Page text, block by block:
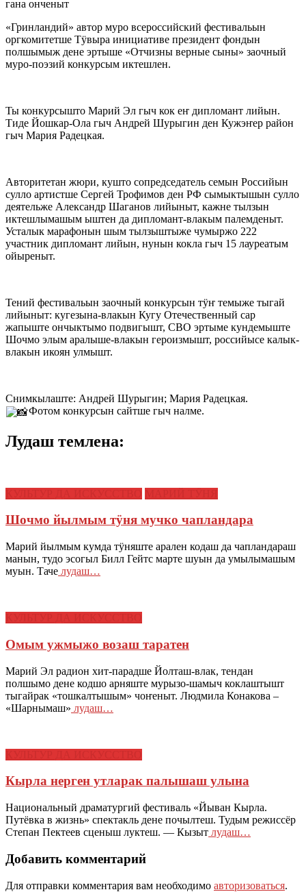
гана онченыт
«Гринландий» автор муро всероссийский фестивальын
оргкомитетше Тӱвыра инициативе президент фондын
полшымыж дене эртыше «Отчизны верные сыны» заочный
муро-поэзий конкурсым иктешлен.
Ты конкурсышто Марий Эл гыч кок еҥ дипломант лийын.
Тиде Йошкар-Ола гыч Андрей Шурыгин ден Кужэҥер район
гыч Мария Радецкая.
Авторитетан жюри, кушто сопредседатель семын Российын
сулло артистше Сергей Трофимов ден РФ сымыктышын сулло
деятельже Александр Шаганов лийыныт, кажне тылзын
иктешлымашым ыштен да дипломант-влакым палемденыт.
Усталык марафонын шым тылзыштыже чумыржо 222
участник дипломант лийын, нунын кокла гыч 15 лауреатым
ойыреныт.
Тений фестивальын заочный конкурсын тӱҥ темыже тыгай
лийыныт: кугезына-влакын Кугу Отечественный сар
жапыште ончыктымо подвигышт, СВО эртыме кундемыште
Шочмо элым аралыше-влакын героизмышт, российысе калык-
влакын икоян улмышт.
Снимкылаште: Андрей Шурыгин; Мария Радецкая.
Фотом конкурсын сайтше гыч налме.
Лудаш темлена:
Шочмо йылмым тӱня мучко чапландара
Марий йылмым кумда тӱняште арален кодаш да чапландараш
манын, тудо эсогыл Билл Гейтс марте шуын да умылымашым
муын. Таче лудаш…
Омым ужмыжо возаш таратен
Марий Эл радион хит-парадше Йолташ-влак, тендан
полшымо дене кодшо арняште мурызо-шамыч коклаштышт
тыгайрак «тошкалтышым» чоҥеныт. Людмила Конакова –
«Шарнымаш» лудаш…
Кырла нерген утларак палышаш улына
Национальный драматургий фестиваль «Йыван Кырла.
Путёвка в жизнь» спектакль дене почылтеш. Тудым режиссёр
Степан Пектеев сценыш луктеш. — Кызыт лудаш…
Добавить комментарий
Для отправки комментария вам необходимо авторизоваться.